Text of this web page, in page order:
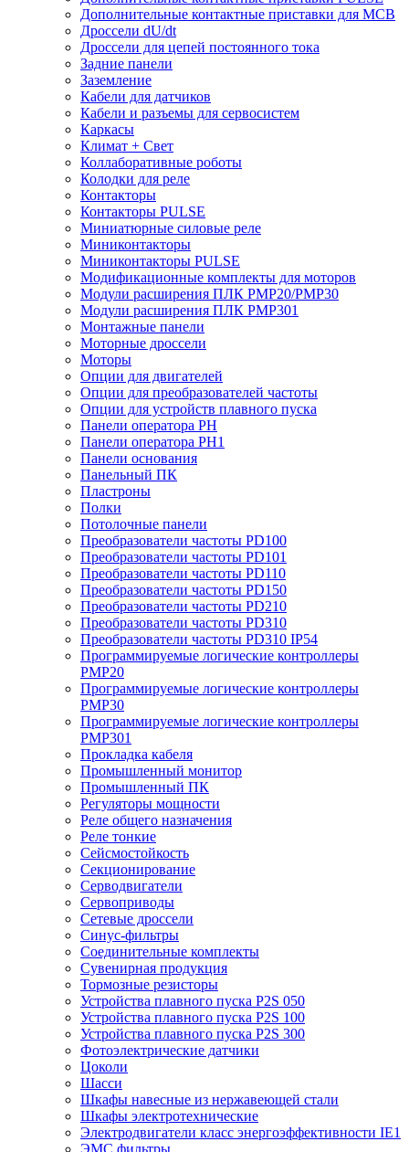
Дополнительные контактные приставки для MCB
Дроссели dU/dt
Дроссели для цепей постоянного тока
Задние панели
Заземление
Кабели для датчиков
Кабели и разъемы для сервосистем
Каркасы
Климат + Свет
Коллаборативные роботы
Колодки для реле
Контакторы
Контакторы PULSE
Миниатюрные силовые реле
Миниконтакторы
Миниконтакторы PULSE
Модификационные комплекты для моторов
Модули расширения ПЛК PMP20/PMP30
Модули расширения ПЛК PMP301
Монтажные панели
Моторные дроссели
Моторы
Опции для двигателей
Опции для преобразователей частоты
Опции для устройств плавного пуска
Панели оператора PH
Панели оператора PH1
Панели основания
Панельный ПК
Пластроны
Полки
Потолочные панели
Преобразователи частоты PD100
Преобразователи частоты PD101
Преобразователи частоты PD110
Преобразователи частоты PD150
Преобразователи частоты PD210
Преобразователи частоты PD310
Преобразователи частоты PD310 IP54
Программируемые логические контроллеры
PMP20
Программируемые логические контроллеры
PMP30
Программируемые логические контроллеры
PMP301
Прокладка кабеля
Промышленный монитор
Промышленный ПК
Регуляторы мощности
Реле общего назначения
Реле тонкие
Сейсмостойкость
Секционирование
Серводвигатели
Сервоприводы
Сетевые дроссели
Синус-фильтры
Соединительные комплекты
Сувенирная продукция
Тормозные резисторы
Устройства плавного пуска P2S 050
Устройства плавного пуска P2S 100
Устройства плавного пуска P2S 300
Фотоэлектрические датчики
Цоколи
Шасси
Шкафы навесные из нержавеющей стали
Шкафы электротехнические
Электродвигатели класс энергоэффективности IE1
ЭМС фильтры